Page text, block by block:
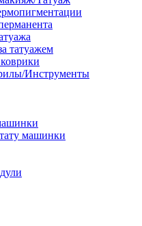
татуажем
Инструменты
машинки